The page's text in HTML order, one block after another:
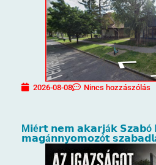
2026-08-08 Nincs hozzászólás
M𝗶é𝗿𝘁 𝗻𝗲𝗺 𝗮𝗸𝗮𝗿𝗷á𝗸 𝗦𝘇𝗮𝗯ó
𝗺𝗮𝗴á𝗻𝗻𝘆𝗼𝗺𝗼𝘇ó𝘁